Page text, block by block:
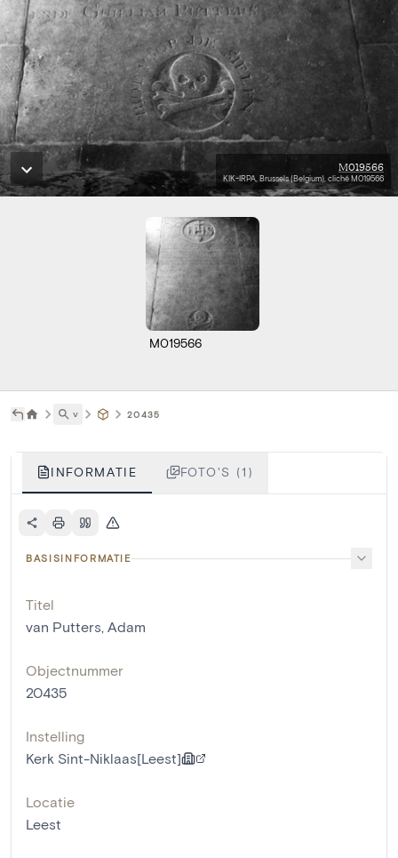
M019566
KIK-IRPA, Brussels (Belgium), cliché M019566
M019566
˅ 20435
INFORMATIE FOTO'S (1)
BASISINFORMATIE
Titel
van Putters, Adam
Objectnummer
20435
Instelling
Kerk Sint-Niklaas[Leest]
Locatie
Leest